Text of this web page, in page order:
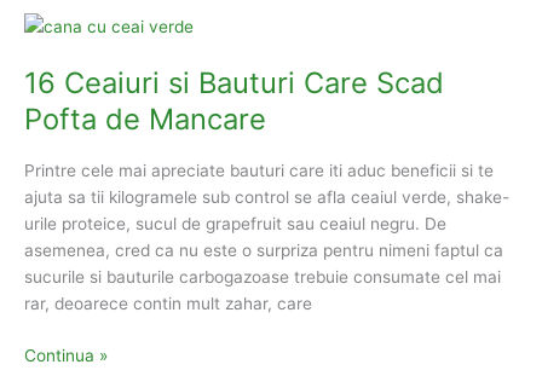
De
Dimineata
Sau
Seara?
16 Ceaiuri si Bauturi Care Scad
Pofta de Mancare
Printre cele mai apreciate bauturi care iti aduc beneficii si te
ajuta sa tii kilogramele sub control se afla ceaiul verde, shake-
urile proteice, sucul de grapefruit sau ceaiul negru. De
asemenea, cred ca nu este o surpriza pentru nimeni faptul ca
sucurile si bauturile carbogazoase trebuie consumate cel mai
rar, deoarece contin mult zahar, care
16
Continua »